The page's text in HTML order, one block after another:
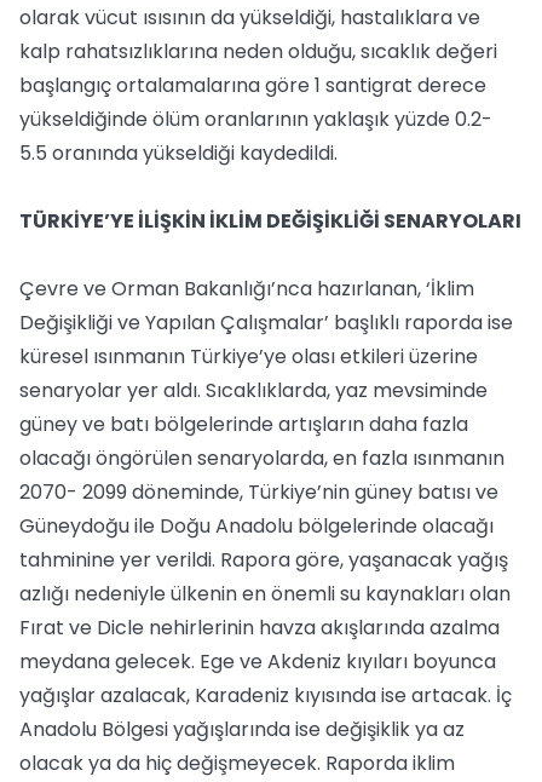
olarak vücut ısısının da yükseldiği, hastalıklara ve
kalp rahatsızlıklarına neden olduğu, sıcaklık değeri
başlangıç ortalamalarına göre 1 santigrat derece
yükseldiğinde ölüm oranlarının yaklaşık yüzde 0.2-
5.5 oranında yükseldiği kaydedildi.
TÜRKİYE’YE İLİŞKİN İKLİM DEĞİŞİKLİĞİ SENARYOLARI
Çevre ve Orman Bakanlığı’nca hazırlanan, ‘İklim
Değişikliği ve Yapılan Çalışmalar’ başlıklı raporda ise
küresel ısınmanın Türkiye’ye olası etkileri üzerine
senaryolar yer aldı. Sıcaklıklarda, yaz mevsiminde
güney ve batı bölgelerinde artışların daha fazla
olacağı öngörülen senaryolarda, en fazla ısınmanın
2070- 2099 döneminde, Türkiye’nin güney batısı ve
Güneydoğu ile Doğu Anadolu bölgelerinde olacağı
tahminine yer verildi. Rapora göre, yaşanacak yağış
azlığı nedeniyle ülkenin en önemli su kaynakları olan
Fırat ve Dicle nehirlerinin havza akışlarında azalma
meydana gelecek. Ege ve Akdeniz kıyıları boyunca
yağışlar azalacak, Karadeniz kıyısında ise artacak. İç
Anadolu Bölgesi yağışlarında ise değişiklik ya az
olacak ya da hiç değişmeyecek. Raporda iklim